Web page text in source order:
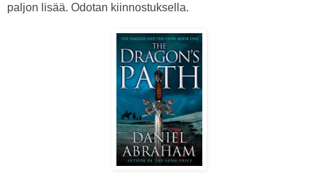
paljon lisää. Odotan kiinnostuksella.